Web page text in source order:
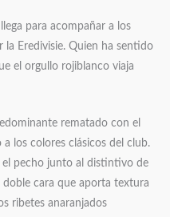
para acompañar a los
la Eredivisie. Quien ha sentido
el orgullo rojiblanco viaja
rematado con el
a los colores clásicos del club.
el pecho junto al distintivo de
cara que aporta textura
ribetes anaranjados